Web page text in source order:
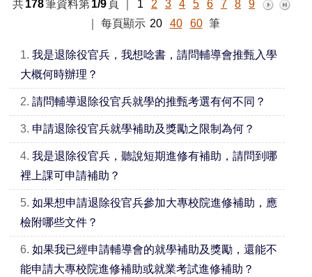
共178筆資料第1/9頁 1 2 3 4 5 6 7 8
9
每頁顯示 20 40 60 筆
1. 我是退除役官兵，我想唸書，請問輔導會推甄入學
大概何時辦理？
2. 請問輔導退除役官兵就學的推甄考選有何不同？
3. 申請退除役官兵就學補助及獎勵之限制為何？
4. 我是退除役官兵，聽說短期進修有補助，請問到哪
裡上課可申請補助？
5. 如果想申請退除役官兵參加大專校院進修補助，應
檢附哪些文件？
6. 如果我已經申請輔導會的就學補助及獎勵，還能不
能申請大專校院進修補助或就業考試進修補助？